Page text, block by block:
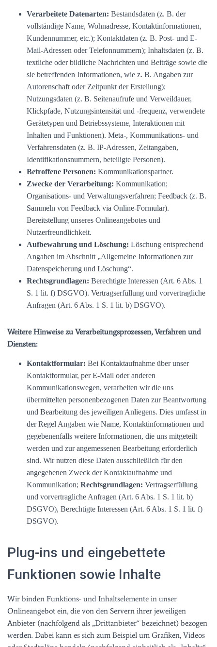
Verarbeitete Datenarten: Bestandsdaten (z. B. der
vollständige Name, Wohnadresse, Kontaktinformationen,
Kundennummer, etc.); Kontaktdaten (z. B. Post- und E-
Mail-Adressen oder Telefonnummern); Inhaltsdaten (z. B.
textliche oder bildliche Nachrichten und Beiträge sowie die
sie betreffenden Informationen, wie z. B. Angaben zur
Autorenschaft oder Zeitpunkt der Erstellung);
Nutzungsdaten (z. B. Seitenaufrufe und Verweildauer,
Klickpfade, Nutzungsintensität und -frequenz, verwendete
Gerätetypen und Betriebssysteme, Interaktionen mit
Inhalten und Funktionen). Meta-, Kommunikations- und
Verfahrensdaten (z. B. IP-Adressen, Zeitangaben,
Identifikationsnummern, beteiligte Personen).
Betroffene Personen: Kommunikationspartner.
Zwecke der Verarbeitung: Kommunikation;
Organisations- und Verwaltungsverfahren; Feedback (z. B.
Sammeln von Feedback via Online-Formular).
Bereitstellung unseres Onlineangebotes und
Nutzerfreundlichkeit.
Aufbewahrung und Löschung: Löschung entsprechend
Angaben im Abschnitt „Allgemeine Informationen zur
Datenspeicherung und Löschung“.
Rechtsgrundlagen: Berechtigte Interessen (Art. 6 Abs. 1
S. 1 lit. f) DSGVO). Vertragserfüllung und vorvertragliche
Anfragen (Art. 6 Abs. 1 S. 1 lit. b) DSGVO).
Weitere Hinweise zu Verarbeitungsprozessen, Verfahren und
Diensten:
Kontaktformular: Bei Kontaktaufnahme über unser
Kontaktformular, per E-Mail oder anderen
Kommunikationswegen, verarbeiten wir die uns
übermittelten personenbezogenen Daten zur Beantwortung
und Bearbeitung des jeweiligen Anliegens. Dies umfasst in
der Regel Angaben wie Name, Kontaktinformationen und
gegebenenfalls weitere Informationen, die uns mitgeteilt
werden und zur angemessenen Bearbeitung erforderlich
sind. Wir nutzen diese Daten ausschließlich für den
angegebenen Zweck der Kontaktaufnahme und
Kommunikation; Rechtsgrundlagen: Vertragserfüllung
und vorvertragliche Anfragen (Art. 6 Abs. 1 S. 1 lit. b)
DSGVO), Berechtigte Interessen (Art. 6 Abs. 1 S. 1 lit. f)
DSGVO).
Plug-ins und eingebettete
Funktionen sowie Inhalte
Wir binden Funktions- und Inhaltselemente in unser
Onlineangebot ein, die von den Servern ihrer jeweiligen
Anbieter (nachfolgend als „Drittanbieter“ bezeichnet) bezogen
werden. Dabei kann es sich zum Beispiel um Grafiken, Videos